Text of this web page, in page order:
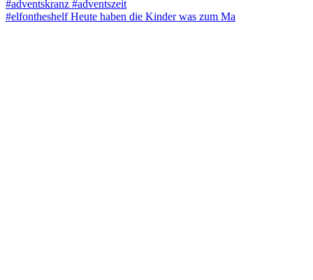
#elfontheshelf Heute haben die Kinder was zum Ma